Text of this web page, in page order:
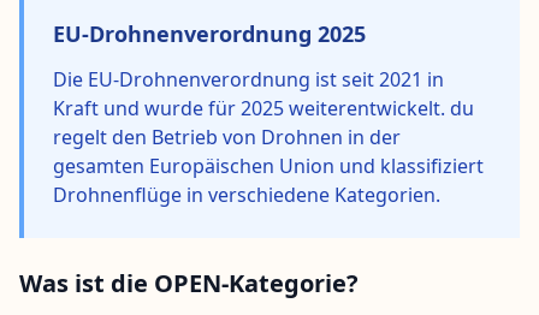
EU-Drohnenverordnung 2025
Die EU-Drohnenverordnung ist seit 2021 in
Kraft und wurde für 2025 weiterentwickelt. du
regelt den Betrieb von Drohnen in der
gesamten Europäischen Union und klassifiziert
Drohnenflüge in verschiedene Kategorien.
Was ist die OPEN-Kategorie?